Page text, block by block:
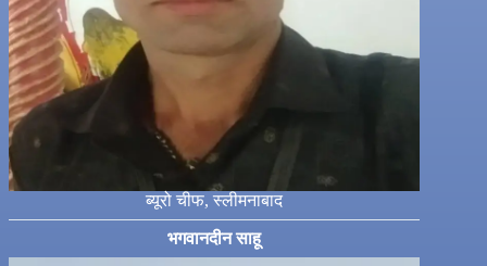
ब्यूरो चीफ, स्लीमनाबाद
भगवानदीन साहू